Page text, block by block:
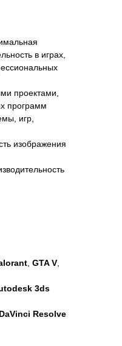
в играх,
проектами,
программ
игр,
изображения
, GTA V,
3ds
DaVinci Resolve